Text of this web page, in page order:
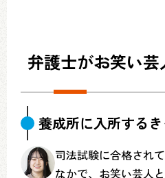
弁護士がお笑い
養成所に入所する
司法試験に合格され
なかで、お笑い芸人